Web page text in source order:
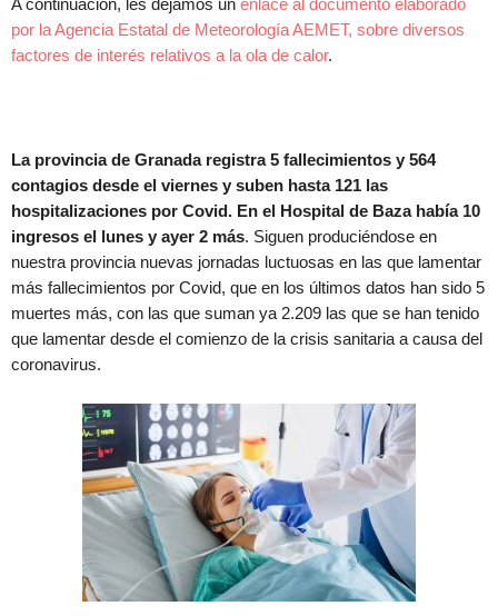
A continuación, les dejamos un enlace al documento elaborado
por la Agencia Estatal de Meteorología AEMET, sobre diversos
factores de interés relativos a la ola de calor.
La provincia de Granada registra 5 fallecimientos y 564
contagios desde el viernes y suben hasta 121 las
hospitalizaciones por Covid. En el Hospital de Baza había 10
ingresos el lunes y ayer 2 más. Siguen produciéndose en
nuestra provincia nuevas jornadas luctuosas en las que lamentar
más fallecimientos por Covid, que en los últimos datos han sido 5
muertes más, con las que suman ya 2.209 las que se han tenido
que lamentar desde el comienzo de la crisis sanitaria a causa del
coronavirus.